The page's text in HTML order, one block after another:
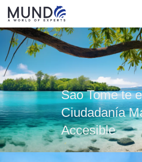
Sao Tome te
Ciudadanía
Accesible